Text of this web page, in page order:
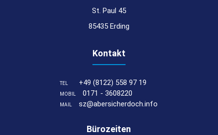
St. Paul 45
85435 Erding
Kontakt
TEL +49 (8122) 558 97 19
MOBIL 0171 - 3608220
MAIL sz@abersicherdoch.info
Bürozeiten